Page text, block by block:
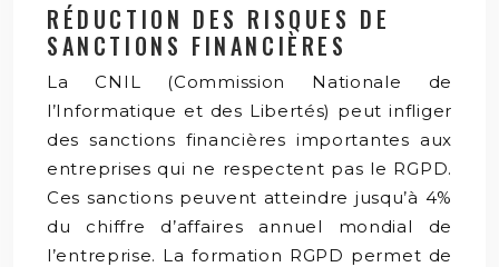
RÉDUCTION DES RISQUES DE
SANCTIONS FINANCIÈRES
La CNIL (Commission Nationale de
l’Informatique et des Libertés) peut infliger
des sanctions financières importantes aux
entreprises qui ne respectent pas le RGPD.
Ces sanctions peuvent atteindre jusqu’à 4%
du chiffre d’affaires annuel mondial de
l’entreprise. La formation RGPD permet de